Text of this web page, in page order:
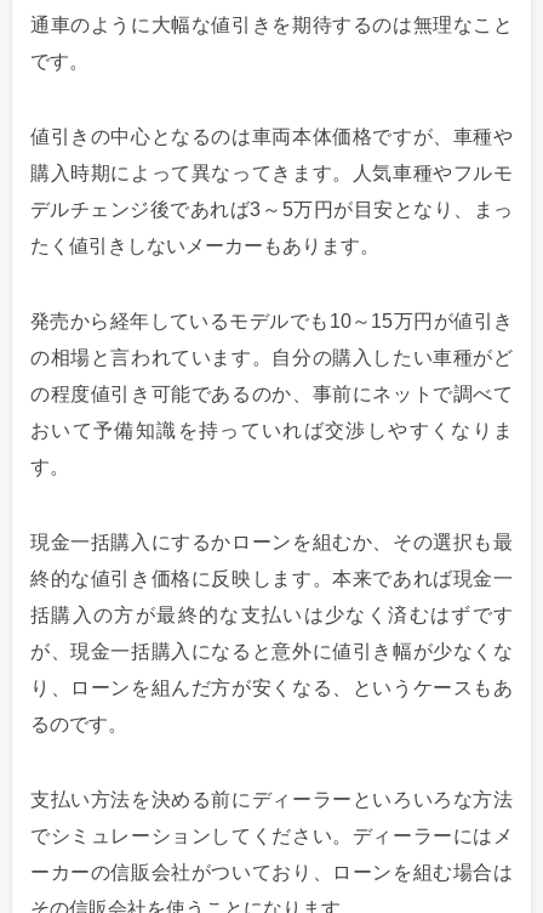
通車のように大幅な値引きを期待するのは無理なこと
です。
値引きの中心となるのは車両本体価格ですが、車種や
購入時期によって異なってきます。人気車種やフルモ
デルチェンジ後であれば3～5万円が目安となり、まっ
たく値引きしないメーカーもあります。
発売から経年しているモデルでも10～15万円が値引き
の相場と言われています。自分の購入したい車種がど
の程度値引き可能であるのか、事前にネットで調べて
おいて予備知識を持っていれば交渉しやすくなりま
す。
現金一括購入にするかローンを組むか、その選択も最
終的な値引き価格に反映します。本来であれば現金一
括購入の方が最終的な支払いは少なく済むはずです
が、現金一括購入になると意外に値引き幅が少なくな
り、ローンを組んだ方が安くなる、というケースもあ
るのです。
支払い方法を決める前にディーラーといろいろな方法
でシミュレーションしてください。ディーラーにはメ
ーカーの信販会社がついており、ローンを組む場合は
その信販会社を使うことになります。